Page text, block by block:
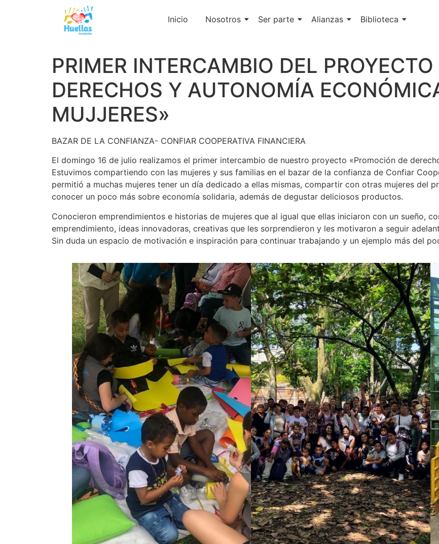
Inicio Nosotros Ser parte Alianzas Biblioteca
PRIMER INTERCAMBIO DEL
DERECHOS Y AUTONOMÍA
MUJJERES»
BAZAR DE LA CONFIANZA- CONFIAR COOPERATIVA FINANCIERA
El domingo 16 de julio realizamos el primer intercambio de nuestro proyecto «Promoción de
Estuvimos compartiendo con las mujeres y sus familias en el bazar de la confianza de Confiar
permitió a muchas mujeres tener un día dedicado a ellas mismas, compartir con otras mujeres del
conocer un poco más sobre economía solidaria, además de degustar deliciosos productos.
Conocieron emprendimientos e historias de mujeres que al igual que ellas iniciaron con un sueño,
emprendimiento, ideas innovadoras, creativas que les sorprendieron y les motivaron a seguir
Sin duda un espacio de motivación e inspiración para continuar trabajando y un ejemplo más del